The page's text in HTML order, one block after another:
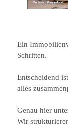
Ein
Schritten.
Entscheidend
alles
Genau hier
Wir